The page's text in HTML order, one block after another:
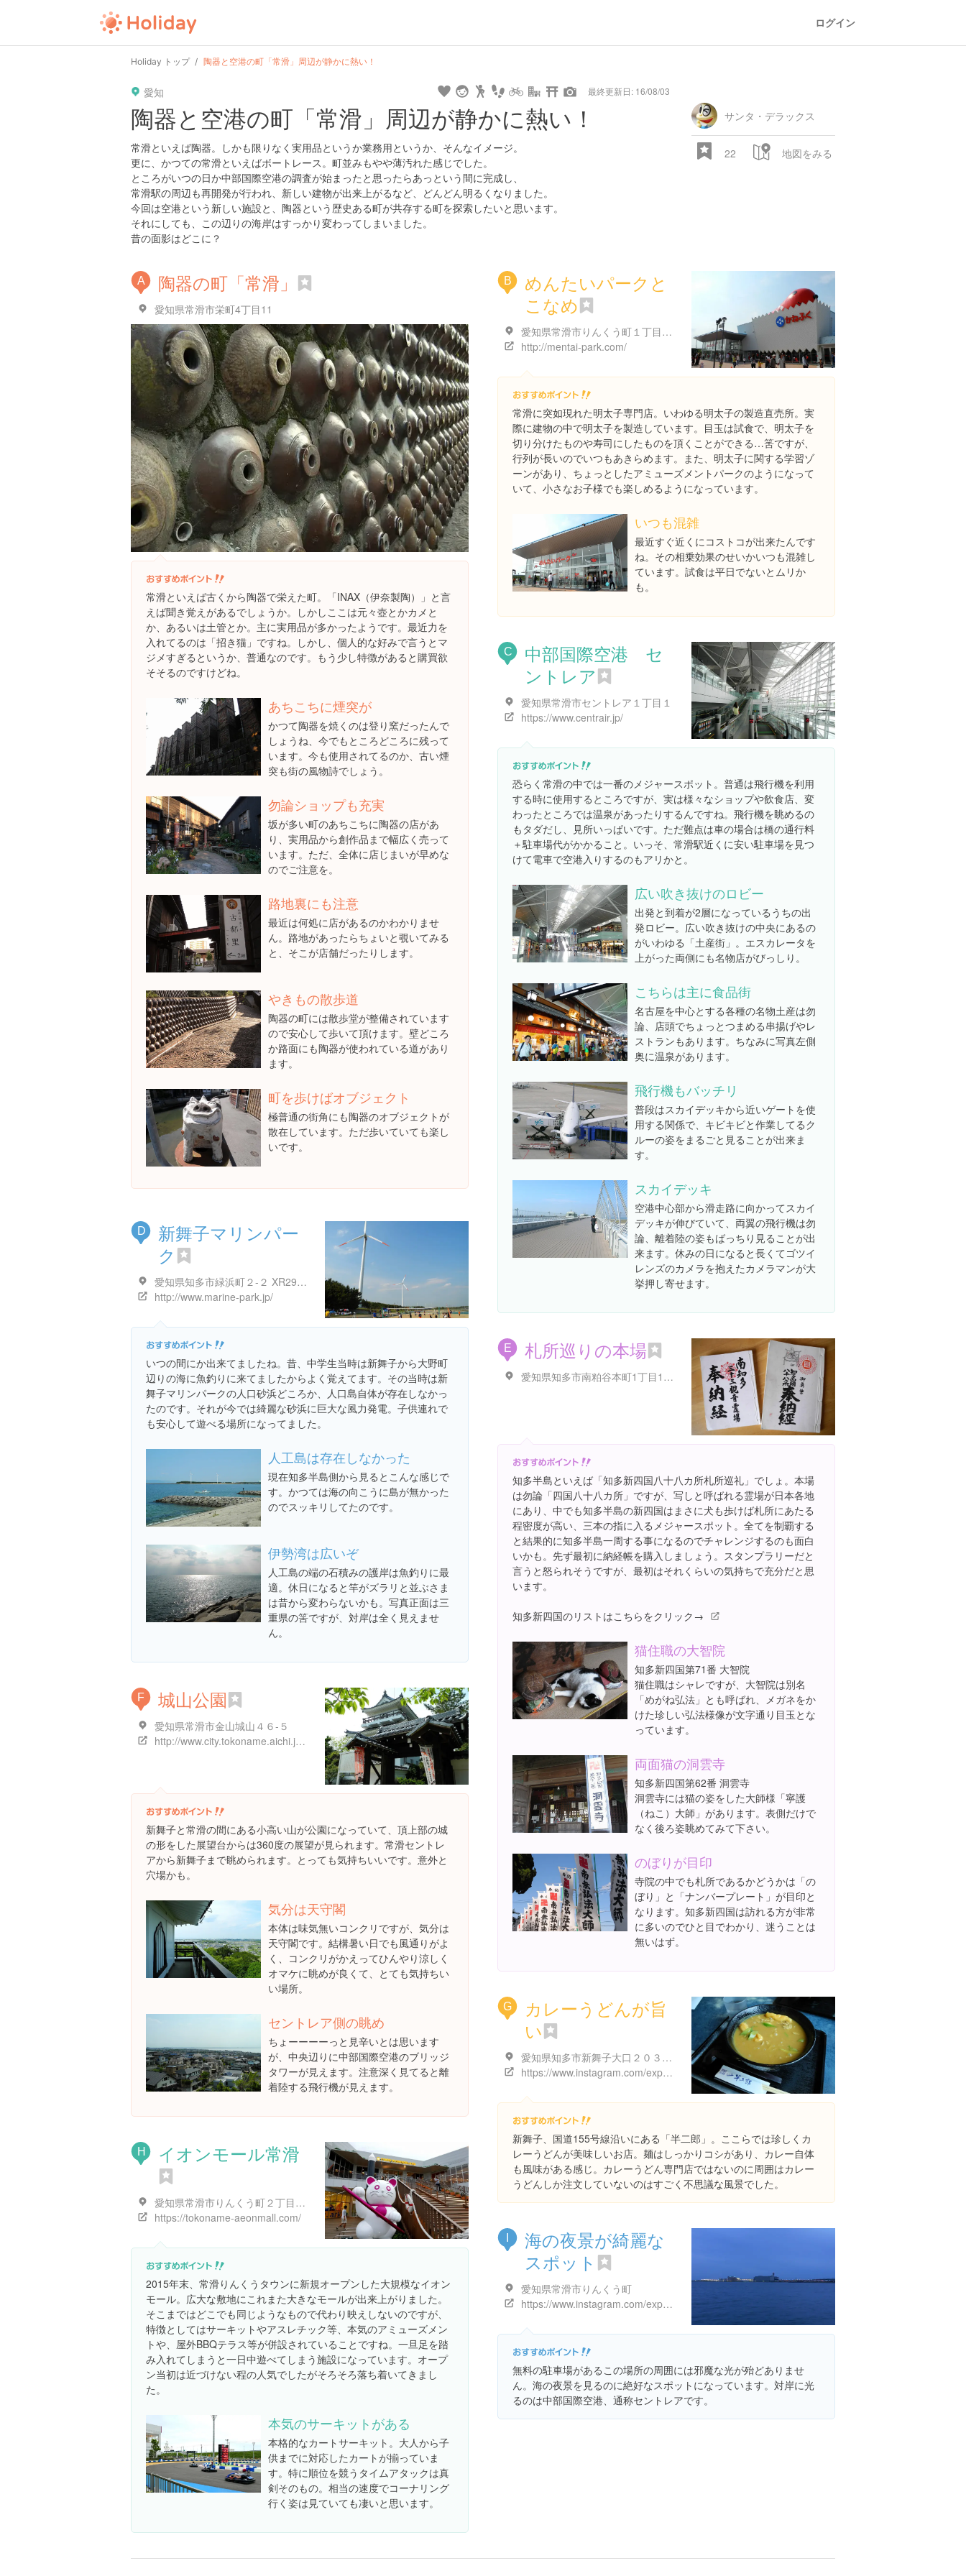
ログイン
Holiday トップ 陶器と空港の町「常滑」周辺が静かに熱い！
愛知 最終更新日: 16/08/03
陶器と空港の町「常滑」周辺が静かに熱い！
常滑といえば陶器。しかも限りなく実用品というか業務用というか、そんなイメージ。
更に、かつての常滑といえばボートレース。町並みもやや薄汚れた感じでした。
ところがいつの日か中部国際空港の調査が始まったと思ったらあっという間に完成し、
常滑駅の周辺も再開発が行われ、新しい建物が出来上がるなど、どんどん明るくなりました。
今回は空港という新しい施設と、陶器という歴史ある町が共存する町を探索したいと思います。
それにしても、この辺りの海岸はすっかり変わってしまいました。
昔の面影はどこに？
サンタ・デラックス
22 地図をみる
A 陶器の町「常滑」
愛知県常滑市栄町4丁目11
常滑といえば古くから陶器で栄えた町。「INAX（伊奈製陶）」と言
えば聞き覚えがあるでしょうか。しかしここは元々壺とかカメと
か、あるいは土管とか。主に実用品が多かったようです。最近力を
入れてるのは「招き猫」ですね。しかし、個人的な好みで言うとマ
ジメすぎるというか、普通なのです。もう少し特徴があると購買欲
そそるのですけどね。
あちこちに煙突が
かつて陶器を焼くのは登り窯だったんで
しょうね、今でもところどころに残って
います。今も使用されてるのか、古い煙
突も街の風物詩でしょう。
勿論ショップも充実
坂が多い町のあちこちに陶器の店があ
り、実用品から創作品まで幅広く売って
います。ただ、全体に店じまいが早めな
のでご注意を。
路地裏にも注意
最近は何処に店があるのかわかりませ
ん。路地があったらちょいと覗いてみる
と、そこが店舗だったりします。
やきもの散歩道
陶器の町には散歩堂が整備されています
ので安心して歩いて頂けます。壁どころ
か路面にも陶器が使われている道があり
ます。
町を歩けばオブジェクト
極普通の街角にも陶器のオブジェクトが
散在しています。ただ歩いていても楽し
いです。
B
めんたいパークと
こなめ
愛知県常滑市りんくう町１丁目２５-４
http://mentai-park.com/
常滑に突如現れた明太子専門店。いわゆる明太子の製造直売所。実
際に建物の中で明太子を製造しています。目玉は試食で、明太子を
切り分けたものや寿司にしたものを頂くことができる…筈ですが、
行列が長いのでいつもあきらめます。また、明太子に関する学習ゾ
ーンがあり、ちょっとしたアミューズメントパークのようになって
いて、小さなお子様でも楽しめるようになっています。
いつも混雑
最近すぐ近くにコストコが出来たんです
ね。その相乗効果のせいかいつも混雑し
ています。試食は平日でないとムリか
も。
C
中部国際空港 セ
ントレア
愛知県常滑市セントレア１丁目１
https://www.centrair.jp/
恐らく常滑の中では一番のメジャースポット。普通は飛行機を利用
する時に使用するところですが、実は様々なショップや飲食店、変
わったところでは温泉があったりするんですね。飛行機を眺めるの
もタダだし、見所いっぱいです。ただ難点は車の場合は橋の通行料
＋駐車場代がかかること。いっそ、常滑駅近くに安い駐車場を見つ
けて電車で空港入りするのもアリかと。
広い吹き抜けのロビー
出発と到着が2層になっているうちの出
発ロビー。広い吹き抜けの中央にあるの
がいわゆる「土産街」。エスカレータを
上がった両側にも名物店がびっしり。
こちらは主に食品街
名古屋を中心とする各種の名物土産は勿
論、店頭でちょっとつまめる串揚げやレ
ストランもあります。ちなみに写真左側
奥に温泉があります。
飛行機もバッチリ
普段はスカイデッキから近いゲートを使
用する関係で、キビキビと作業してるク
ルーの姿をまるごと見ることが出来ま
す。
スカイデッキ
空港中心部から滑走路に向かってスカイ
デッキが伸びていて、両翼の飛行機は勿
論、離着陸の姿もばっちり見ることが出
来ます。休みの日になると長くてゴツイ
レンズのカメラを抱えたカメラマンが大
挙押し寄せます。
D
新舞子マリンパー
ク
愛知県知多市緑浜町２-２ XR29+GR
http://www.marine-park.jp/
いつの間にか出来てましたね。昔、中学生当時は新舞子から大野町
辺りの海に魚釣りに来てましたからよく覚えてます。その当時は新
舞子マリンパークの人口砂浜どころか、人口島自体が存在しなかっ
たのです。それが今では綺麗な砂浜に巨大な風力発電。子供連れで
も安心して遊べる場所になってました。
人工島は存在しなかった
現在知多半島側から見るとこんな感じで
す。かつては海の向こうに島が無かった
のでスッキリしてたのです。
伊勢湾は広いぞ
人工島の端の石積みの護岸は魚釣りに最
適。休日になると竿がズラリと並ぶさま
は昔から変わらないかも。写真正面は三
重県の筈ですが、対岸は全く見えませ
ん。
E 札所巡りの本場
愛知県知多市南粕谷本町1丁目197
知多半島といえば「知多新四国八十八カ所札所巡礼」でしょ。本場
は勿論「四国八十八カ所」ですが、写しと呼ばれる霊場が日本各地
にあり、中でも知多半島の新四国はまさに犬も歩けば札所にあたる
程密度が高い、三本の指に入るメジャースポット。全てを制覇する
と結果的に知多半島一周する事になるのでチャレンジするのも面白
いかも。先ず最初に納経帳を購入しましょう。スタンプラリーだと
言うと怒られそうですが、最初はそれくらいの気持ちで充分だと思
います。
知多新四国のリストはこちらをクリック→
猫住職の大智院
知多新四国第71番 大智院
猫住職はシャレですが、大智院は別名
「めがね弘法」とも呼ばれ、メガネをか
けた珍しい弘法様像が文字通り目玉とな
っています。
両面猫の洞雲寺
知多新四国第62番 洞雲寺
洞雲寺には猫の姿をした大師様「寧護
（ねこ）大師」があります。表側だけで
なく後ろ姿眺めてみて下さい。
のぼりが目印
寺院の中でも札所であるかどうかは「の
ぼり」と「ナンバープレート」が目印と
なります。知多新四国は訪れる方が非常
に多いのでひと目でわかり、迷うことは
無いはず。
F 城山公園
愛知県常滑市金山城山４６-５
http://www.city.tokoname.aichi.jp/ctg/30050080/30050080.html
新舞子と常滑の間にある小高い山が公園になっていて、頂上部の城
の形をした展望台からは360度の展望が見られます。常滑セントレ
アから新舞子まで眺められます。とっても気持ちいいです。意外と
穴場かも。
気分は天守閣
本体は味気無いコンクリですが、気分は
天守閣です。結構暑い日でも風通りがよ
く、コンクリがかえってひんやり涼しく
オマケに眺めが良くて、とても気持ちい
い場所。
セントレア側の眺め
ちょーーーーっと見辛いとは思います
が、中央辺りに中部国際空港のブリッジ
タワーが見えます。注意深く見てると離
着陸する飛行機が見えます。
G
カレーうどんが旨
い
愛知県知多市新舞子大口２０３-４
https://www.instagram.com/explore/locations/260530210
新舞子、国道155号線沿いにある「半二郎」。ここらでは珍しくカ
レーうどんが美味しいお店。麺はしっかりコシがあり、カレー自体
も風味がある感じ。カレーうどん専門店ではないのに周囲はカレー
うどんしか注文していないのはすごく不思議な風景でした。
H イオンモール常滑
愛知県常滑市りんくう町２丁目20-３
https://tokoname-aeonmall.com/
2015年末、常滑りんくうタウンに新規オープンした大規模なイオン
モール。広大な敷地にこれまた大きなモールが出来上がりました。
そこまではどこでも同じようなもので代わり映えしないのですが、
特徴としてはサーキットやアスレチック等、本気のアミューズメン
トや、屋外BBQテラス等が併設されていることですね。一旦足を踏
み入れてしまうと一日中遊べてしまう施設になっています。オープ
ン当初は近づけない程の人気でしたがそろそろ落ち着いてきまし
た。
本気のサーキットがある
本格的なカートサーキット。大人から子
供までに対応したカートが揃っていま
す。特に順位を競うタイムアタックは真
剣そのもの。相当の速度でコーナリング
行く姿は見ていても凄いと思います。
海の夜景が綺麗な
スポット
愛知県常滑市りんくう町
https://www.instagram.com/explore/locations/551914698282358
無料の駐車場があるこの場所の周囲には邪魔な光が殆どありませ
ん。海の夜景を見るのに絶好なスポットになっています。対岸に光
るのは中部国際空港、通称セントレアです。